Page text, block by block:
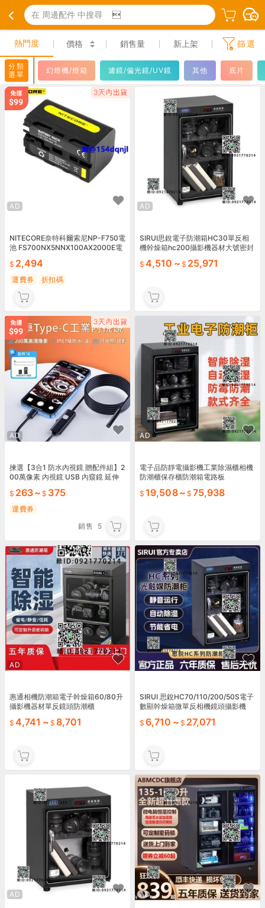
在 周邊配件 中搜尋 
熱門度 價格 銷售量 新上架 篩選
分類
選單
幻燈機/燈箱 濾鏡/偏光鏡/UV鏡 其他 底片
AD
NITECORE奈特科爾索尼NP-F750電
池 FS700NX5NNX100AX2000E電
2,494
運費券 折扣碼
AD
SIRUI思銳電子防潮箱HC30單反相
機幹燥箱hc200攝影機器材大號密封
4,510 ~ 25,971
AD
揀選【3合1 防水內視鏡 贈配件組】2
00萬像素 內視鏡 USB 內窺鏡 延伸
腦263~ 375
運費券
銷售
5
AD
電子品防靜電攝影機工業除濕櫃相機
防潮櫃保存櫃防潮箱電路板
19,508~ 75,938
AD
惠通相機防潮箱電子幹燥箱60/80升
攝影機器材單反鏡頭防潮櫃
4,741 ~ 8,701
AD
SIRUI 思銳HC70/110/200/50S電子
數顯幹燥箱微單反相機鏡頭攝影機
6,710 ~ 27,071
AD AD